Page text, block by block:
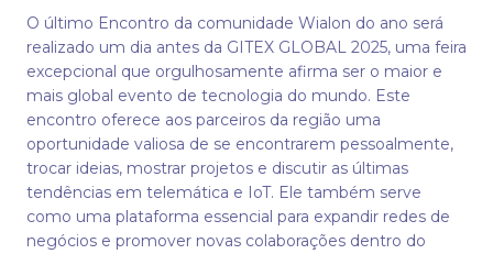
O último Encontro da comunidade Wialon do ano será
realizado um dia antes da GITEX GLOBAL 2025, uma feira
excepcional que orgulhosamente afirma ser o maior e
mais global evento de tecnologia do mundo. Este
encontro oferece aos parceiros da região uma
oportunidade valiosa de se encontrarem pessoalmente,
trocar ideias, mostrar projetos e discutir as últimas
tendências em telemática e IoT. Ele também serve
como uma plataforma essencial para expandir redes de
negócios e promover novas colaborações dentro do